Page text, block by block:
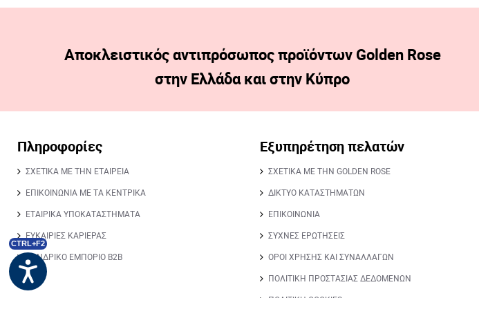
CTRL+F2
Αποκλειστικός αντιπρόσωπος προϊόντων Golden Rose
στην Ελλάδα και στην Κύπρο
Πληροφορίες
ΣΧΕΤΙΚΑ ΜΕ ΤΗΝ ΕΤΑΙΡΕΙΑ
ΕΠΙΚΟΙΝΩΝΙΑ ΜΕ ΤΑ ΚΕΝΤΡΙΚΑ
ΕΤΑΙΡΙΚΑ ΥΠΟΚΑΤΑΣΤΗΜΑΤΑ
ΕΥΚΑΙΡΙΕΣ ΚΑΡΙΕΡΑΣ
ΧΟΝΔΡΙΚΟ ΕΜΠΟΡΙΟ Β2Β
Εξυπηρέτηση πελατών
ΣΧΕΤΙΚΑ ΜΕ ΤΗΝ GOLDEN ROSE
ΔΙΚΤΥΟ ΚΑΤΑΣΤΗΜΑΤΩΝ
ΕΠΙΚΟΙΝΩΝΙΑ
ΣΥΧΝΕΣ ΕΡΩΤΗΣΕΙΣ
ΟΡΟΙ ΧΡΗΣΗΣ ΚΑΙ ΣΥΝΑΛΛΑΓΩΝ
ΠΟΛΙΤΙΚΗ ΠΡΟΣΤΑΣΙΑΣ ΔΕΔΟΜΕΝΩΝ
ΠΟΛΙΤΙΚΗ COOKIES